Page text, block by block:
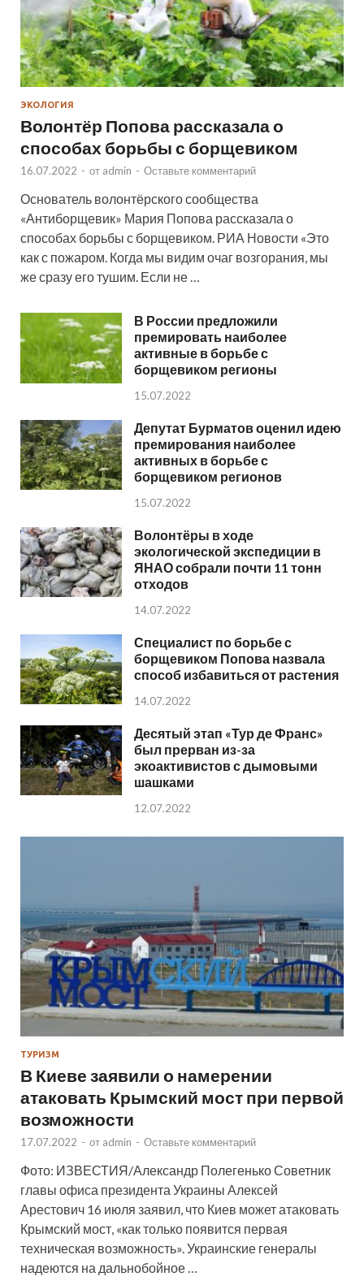
ЭКОЛОГИЯ
Волонтёр Попова рассказала о
способах борьбы с борщевиком
16.07.2022 - от admin - Оставьте комментарий
Основатель волонтёрского сообщества
«Антиборщевик» Мария Попова рассказала о
способах борьбы с борщевиком. РИА Новости «Это
как с пожаром. Когда мы видим очаг возгорания, мы
же сразу его тушим. Если не …
В России предложили
премировать наиболее
активные в борьбе с
борщевиком регионы
15.07.2022
Депутат Бурматов оценил идею
премирования наиболее
активных в борьбе с
борщевиком регионов
15.07.2022
Волонтёры в ходе
экологической экспедиции в
ЯНАО собрали почти 11 тонн
отходов
14.07.2022
Специалист по борьбе с
борщевиком Попова назвала
способ избавиться от растения
14.07.2022
Десятый этап «Тур де Франс»
был прерван из-за
экоактивистов с дымовыми
шашками
12.07.2022
ТУРИЗМ
В Киеве заявили о намерении
атаковать Крымский мост при первой
возможности
17.07.2022 - от admin - Оставьте комментарий
Фото: ИЗВЕСТИЯ/Александр Полегенько Советник
главы офиса президента Украины Алексей
Арестович 16 июля заявил, что Киев может атаковать
Крымский мост, «как только появится первая
техническая возможность». Украинские генералы
надеются на дальнобойное …